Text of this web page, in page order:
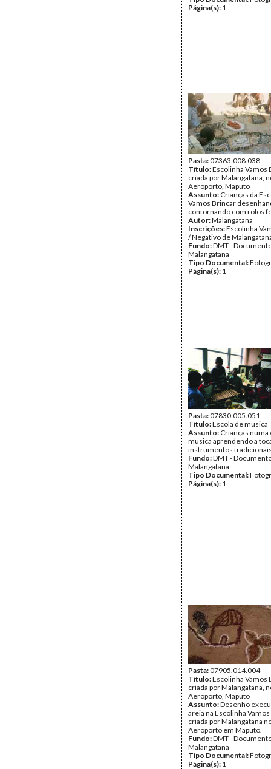
Página(s): 1
Pasta:07363.008.038
Título:Escolinha Vamos
criada por Malangatana,
Aeroporto, Maputo
Assunto: Crianças da
Vamos Brincar
contornando com rolos
Autor:Malangatana
Inscrições:Escolinha
/ Negativo de
Fundo:DMT -
Malangatana
Tipo Documental:
Página(s): 1
Pasta:07830.005.051
Título:Escola de música
Assunto: Crianças numa
música aprendendo a
instrumentos
Fundo:DMT -
Malangatana
Tipo Documental:
Página(s): 1
Pasta:07905.014.004
Título:Escolinha Vamos
criada por Malangatana,
Aeroporto, Maputo
Assunto:Desenho
areia na Escolinha
criada por Malangatana
Aeroporto em Maputo.
Fundo:DMT -
Malangatana
Tipo Documental:
Página(s): 1